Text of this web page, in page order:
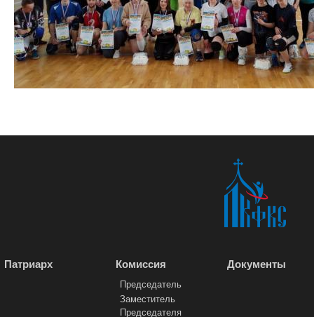
Патриарх Комиссия
Председатель
Заместитель
Председателя
Документы